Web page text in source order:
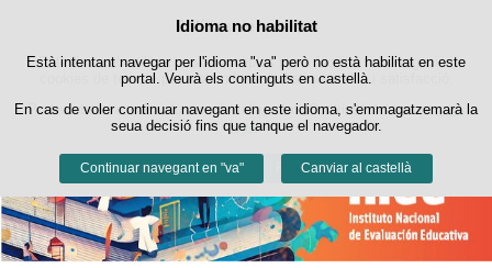
Política de cookies
Este lloc web utilitza cookies pròpies per a facilitar la navegació i
cookies de tercers per a obtindre estadístiques d'ús i satisfacció.
Podeu obtindre més informació en l'apartat "Cookies" del nostreavís
legal.
Acceptar Rebutjar
Idioma no habilitat
Està intentant navegar per l'idioma "va" però no està habilitat en este
portal. Veurà els continguts en castellà.
En cas de voler continuar navegant en este idioma, s'emmagatzemarà la
seua decisió fins que tanque el navegador.
Continuar navegant en "va" Canviar al castellà
Passar al contingut